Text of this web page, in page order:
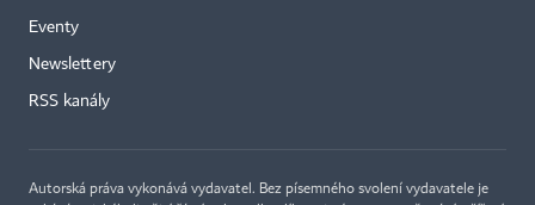
Eventy
Newslettery
RSS kanály
Autorská práva vykonává vydavatel. Bez písemného svolení vydavatele je